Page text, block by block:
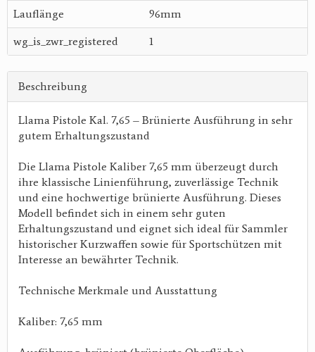
Lauflänge 96mm
wg_is_zwr_registered 1
Beschreibung
Llama Pistole Kal. 7,65 – Brünierte Ausführung in sehr
gutem Erhaltungszustand
Die Llama Pistole Kaliber 7,65 mm überzeugt durch
ihre klassische Linienführung, zuverlässige Technik
und eine hochwertige brünierte Ausführung. Dieses
Modell befindet sich in einem sehr guten
Erhaltungszustand und eignet sich ideal für Sammler
historischer Kurzwaffen sowie für Sportschützen mit
Interesse an bewährter Technik.
Technische Merkmale und Ausstattung
Kaliber: 7,65 mm